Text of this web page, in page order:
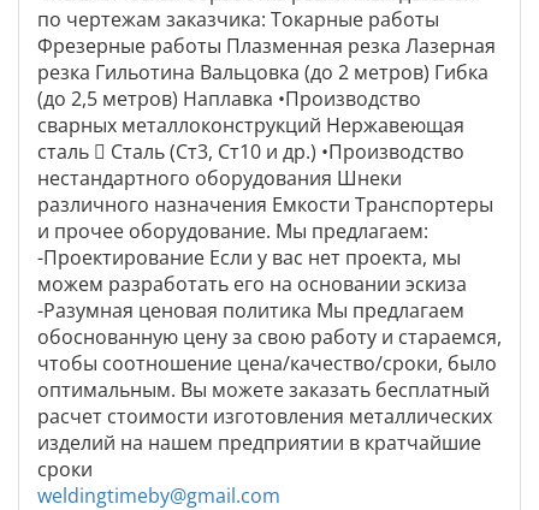
по чертежам заказчика: Токарные работы
Фрезерные работы Плазменная резка Лазерная
резка Гильотина Вальцовка (до 2 метров) Гибка
(до 2,5 метров) Наплавка •Производство
сварных металлоконструкций Нержавеющая
сталь  Сталь (Ст3, Ст10 и др.) •Производство
нестандартного оборудования Шнеки
различного назначения Емкости Транспортеры
и прочее оборудование. Мы предлагаем:
-Проектирование Если у вас нет проекта, мы
можем разработать его на основании эскиза
-Разумная ценовая политика Мы предлагаем
обоснованную цену за свою работу и стараемся,
чтобы соотношение цена/качество/сроки, было
оптимальным. Вы можете заказать бесплатный
расчет стоимости изготовления металлических
изделий на нашем предприятии в кратчайшие
сроки
weldingtimeby@gmail.com